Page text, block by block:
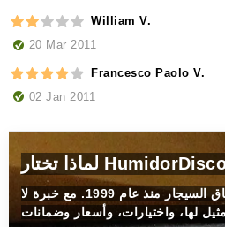
William V.
20 Mar 2011
Francesco Paolo V.
02 Jan 2011
موثوق بها من قبل عشّاق السيجار منذ عام 1999. مع خبرة لا